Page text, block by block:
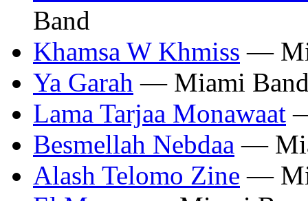
Band
Khamsa W Khmiss —
Ya Garah — Miami
Lama Tarjaa Monawaat
Besmellah Nebdaa —
Alash Telomo Zine —